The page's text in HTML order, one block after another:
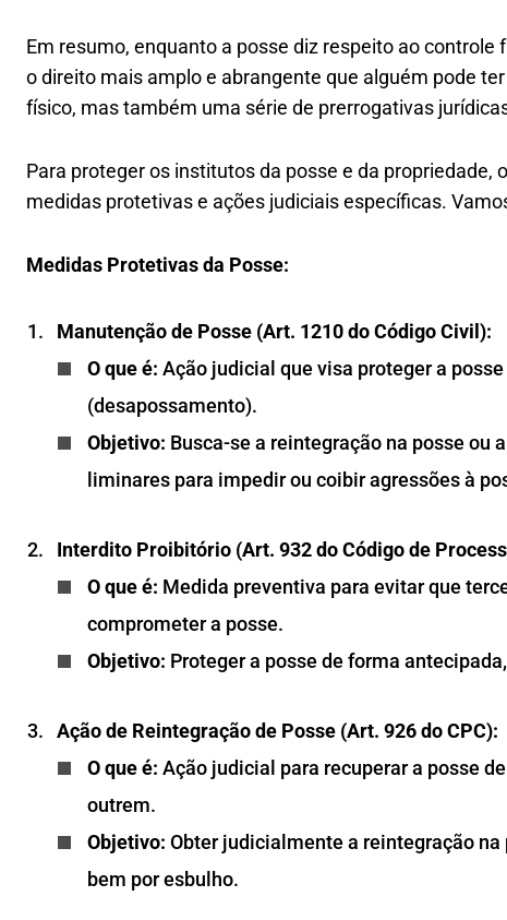
Em resumo, enquanto a posse diz respeito ao
o direito mais amplo e abrangente que alguém pode
físico, mas também uma série de prerrogativas
Para proteger os institutos da posse e da
medidas protetivas e ações judiciais específicas.
Medidas Protetivas da Posse:
Manutenção de Posse (Art. 1210 do Código Civil):
O que é: Ação judicial que visa proteger a
(desapossamento).
Objetivo: Busca-se a reintegração na posse ou
liminares para impedir ou coibir agressões à
Interdito Proibitório (Art. 932 do Código de
O que é: Medida preventiva para evitar que
comprometer a posse.
Objetivo: Proteger a posse de forma
Ação de Reintegração de Posse (Art. 926 do CPC):
O que é: Ação judicial para recuperar a posse
outrem.
Objetivo: Obter judicialmente a reintegração
bem por esbulho.